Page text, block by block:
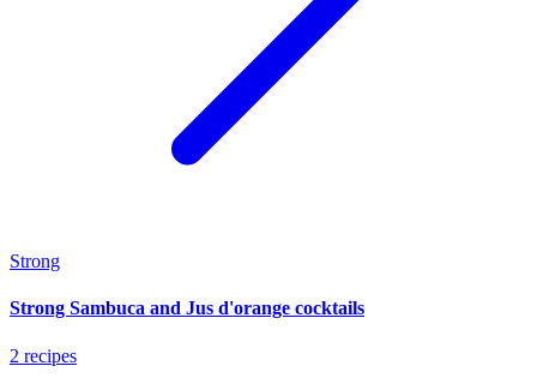
Strong
Strong Sambuca and Jus d'orange cocktails
2 recipes